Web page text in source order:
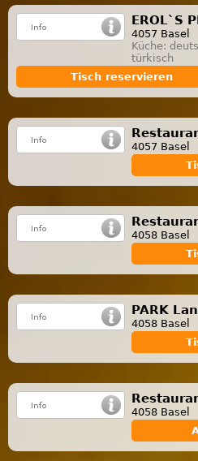
EROL`S
4057 Basel
Küche:
türkisch
Tisch reservieren
4057 Basel
4058 Basel
PARK
4058 Basel
4058 Basel